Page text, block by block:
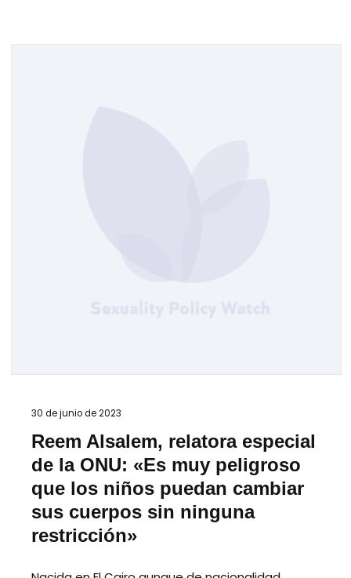
30 de junio de 2023
Reem Alsalem, relatora especial
de la ONU: «Es muy peligroso
que los niños puedan cambiar
sus cuerpos sin ninguna
restricción»